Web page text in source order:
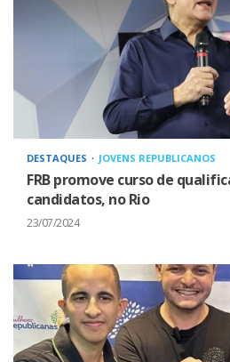
DESTAQUES JOVENS REPUBLICANOS
FRB promove curso de
candidatos, no Rio
23/07/2024